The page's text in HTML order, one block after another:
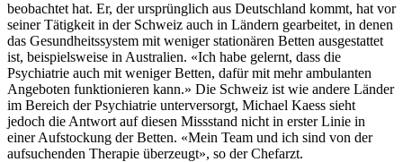
beobachtet hat. Er, der ursprünglich aus Deutschland kommt, hat vor
seiner Tätigkeit in der Schweiz auch in Ländern gearbeitet, in denen
das Gesundheitssystem mit weniger stationären Betten ausgestattet
ist, beispielsweise in Australien. «Ich habe gelernt, dass die
Psychiatrie auch mit weniger Betten, dafür mit mehr ambulanten
Angeboten funktionieren kann.» Die Schweiz ist wie andere Länder
im Bereich der Psychiatrie unterversorgt, Michael Kaess sieht
jedoch die Antwort auf diesen Missstand nicht in erster Linie in
einer Aufstockung der Betten. «Mein Team und ich sind von der
aufsuchenden Therapie überzeugt», so der Chefarzt.